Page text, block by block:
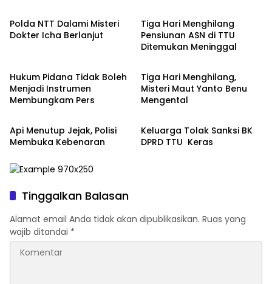
Polda NTT Dalami Misteri
Dokter Icha Berlanjut
Tiga Hari Menghilang
Pensiunan ASN di TTU
Ditemukan Meninggal
Hukum Pidana Tidak Boleh
Menjadi Instrumen
Membungkam Pers
Berita Nasional
Tiga Hari Menghilang,
Misteri Maut Yanto Benu
Mengental
Berita Nasional
Api Menutup Jejak, Polisi
Membuka Kebenaran
Berita Nasional
Keluarga Tolak Sanksi BK
DPRD TTU Keras
Tinggalkan Balasan
Alamat email Anda tidak akan dipublikasikan. Ruas yang
wajib ditandai *